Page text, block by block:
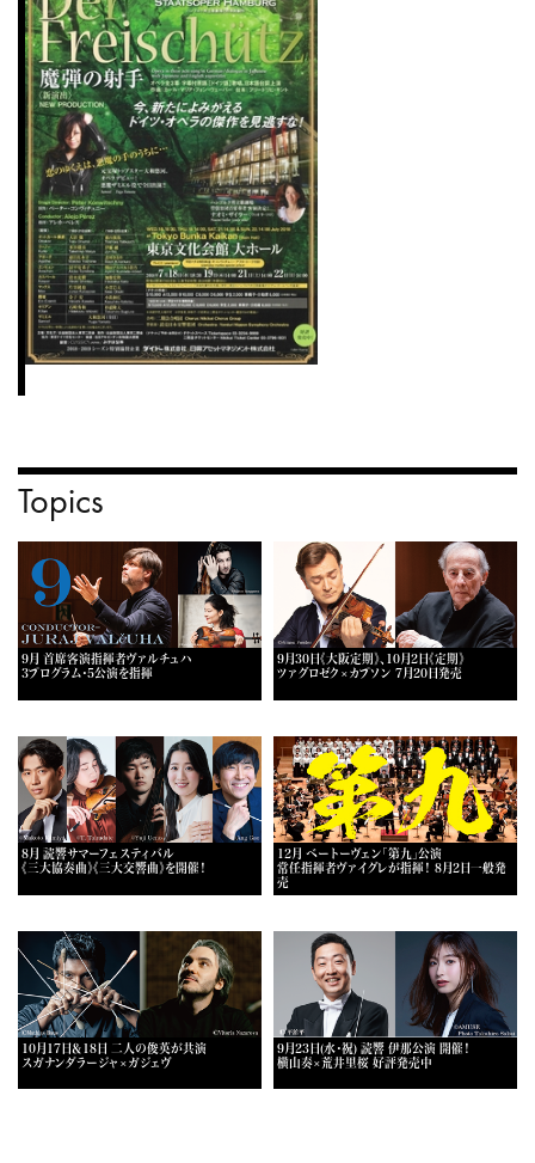
Topics
9月 首席客演指揮者ヴァルチュハ
3プログラム・5公演を指揮
9月30日《大阪定期》、10月2日《定期》
ツァグロゼク×カプソン 7月20日発売
8月 読響サマーフェスティバル
《三大協奏曲》《三大交響曲》を開催！
12月 ベートーヴェン「第九」公演
常任指揮者ヴァイグレが指揮！ 8月2日一般発
売
10月17日＆18日 二人の俊英が共演
スガナンダラージャ×ガジェヴ
9月23日(水・祝) 読響 伊那公演 開催！
横山奏×荒井里桜 好評発売中